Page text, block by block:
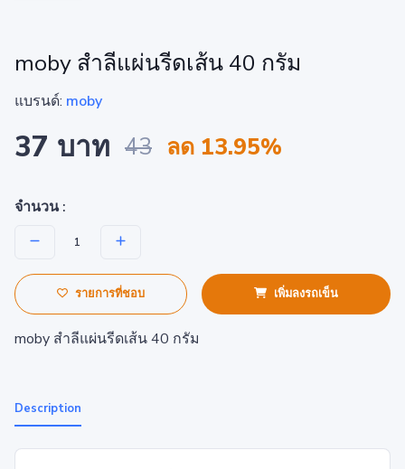
moby สำลีแผ่นรีดเส้น 40 กรัม
แบรนด์: moby
37 บาท 43 ลด 13.95%
จำนวน :
รายการที่ชอบ เพิ่มลงรถเข็น
moby สำลีแผ่นรีดเส้น 40 กรัม
Description